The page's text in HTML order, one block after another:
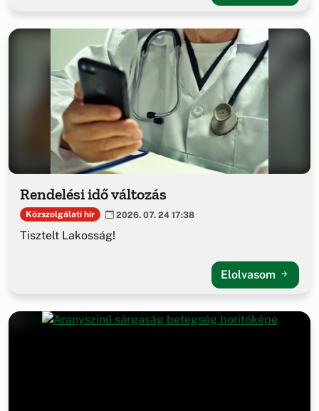
Rendelési idő változás
Közszolgálati hír 2026. 07. 24 17:38
Tisztelt Lakosság!
Elolvasom